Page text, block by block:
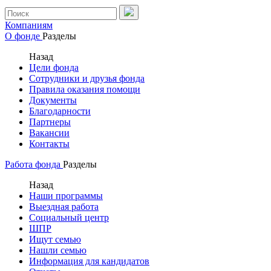
Компаниям
О фонде Разделы
Назад
Цели фонда
Сотрудники и друзья фонда
Правила оказания помощи
Документы
Благодарности
Партнеры
Вакансии
Контакты
Работа фонда Разделы
Назад
Наши программы
Выездная работа
Социальный центр
ШПР
Ищут семью
Нашли семью
Информация для кандидатов